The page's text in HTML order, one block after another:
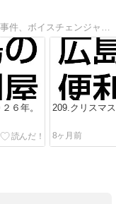
ショックな出来事、意外な出来事、風呂事件、ボイスチェンジャーでいたずら電話してみた、お客様から説教の電話、便利屋騙される、簡単に家からイタチを追い払う方法、その他
６年。
209.クリスマ
8ヶ月前